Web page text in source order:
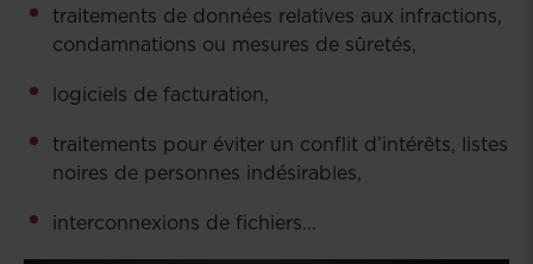
traitements de données relatives aux infractions,
condamnations ou mesures de sûretés,
logiciels de facturation,
traitements pour éviter un conflit d’intérêts, listes
noires de personnes indésirables,
interconnexions de fichiers...